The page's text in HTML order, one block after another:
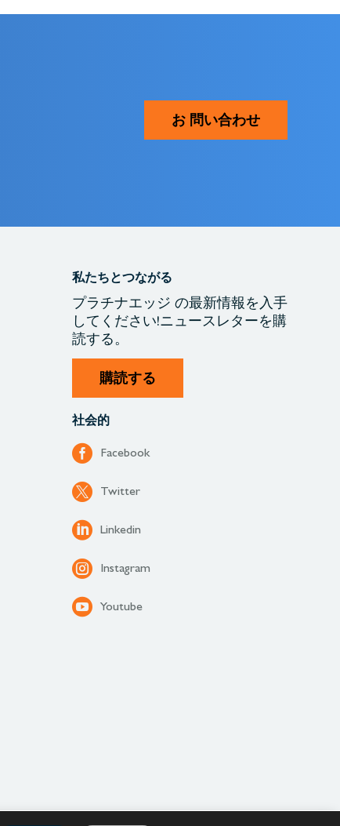
お 問い合わせ
私たちとつながる
プラチナエッジ の最新情報を入手
してください!ニュースレターを購
読する。
購読する
社会的
Facebook
Twitter
Linkedin
Instagram
Youtube